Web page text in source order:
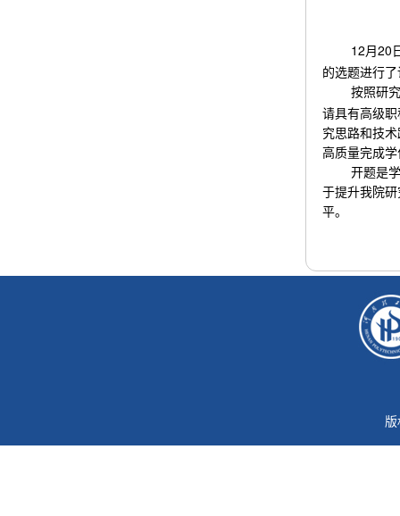
12月 20
的选题进行
按照研
请具有高级
究思路和技
高质量完成
开题是
于提升我院
平。